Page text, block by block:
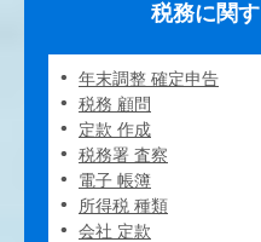
税務に関
年末調整 確定申告
税務 顧問
定款 作成
税務署 査察
電子 帳簿
所得税 種類
会社 定款